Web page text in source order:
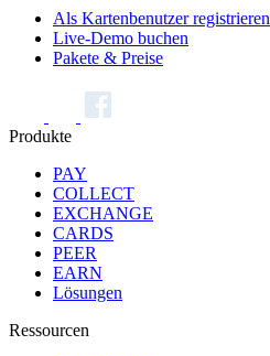
Als Kartenbenutzer registrieren
Live-Demo buchen
Pakete & Preise
Produkte
PAY
COLLECT
EXCHANGE
CARDS
PEER
EARN
Lösungen
Ressourcen